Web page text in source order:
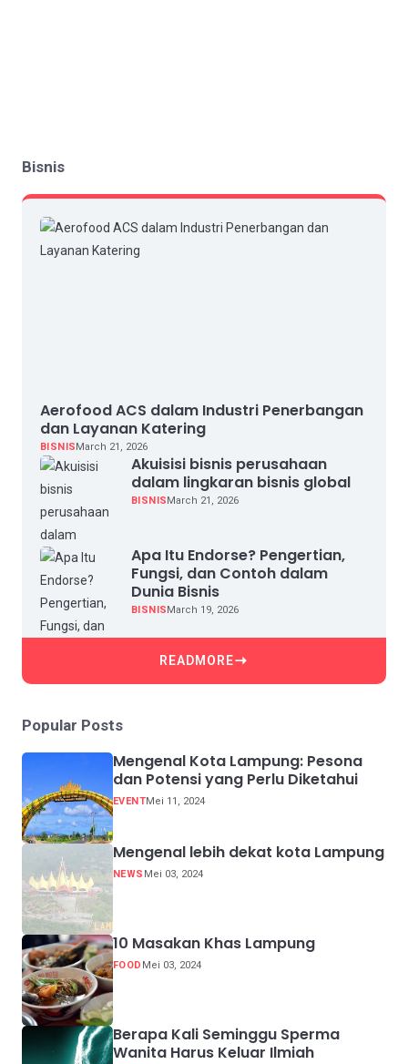
Bisnis
Aerofood ACS dalam Industri Penerbangan
dan Layanan Katering
BISNISMarch 21, 2026
Akuisisi bisnis perusahaan
dalam lingkaran bisnis global
BISNISMarch 21, 2026
Apa Itu Endorse? Pengertian,
Fungsi, dan Contoh dalam
Dunia Bisnis
BISNISMarch 19, 2026
READMORE
Popular Posts
Mengenal Kota Lampung: Pesona
dan Potensi yang Perlu Diketahui
EVENTMei 11, 2024
Mengenal lebih dekat kota Lampung
NEWS Mei 03, 2024
10 Masakan Khas Lampung
FOOD Mei 03, 2024
Berapa Kali Seminggu Sperma
Wanita Harus Keluar Ilmiah